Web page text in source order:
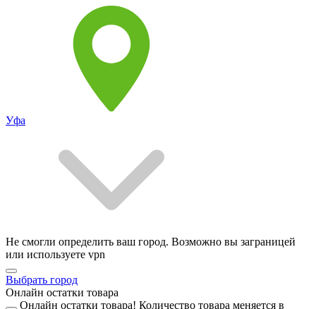
Уфа
Не смогли определить ваш город. Возможно вы заграницей
или используете vpn
Выбрать город
Онлайн остатки товара
Онлайн остатки товара! Количество товара меняется в